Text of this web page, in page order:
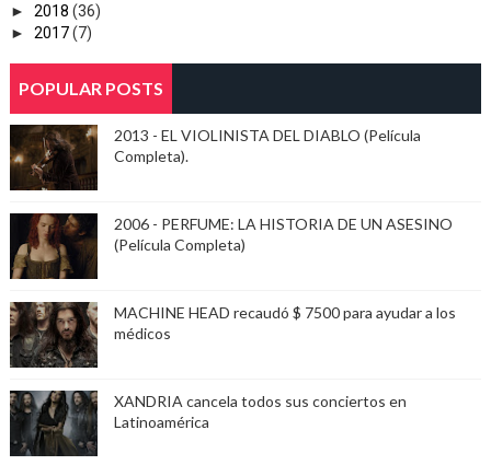
► 2018 (36)
► 2017(7)
POPULAR POSTS
2013 - EL VIOLINISTA DEL DIABLO (Película
Completa).
2006 - PERFUME: LA HISTORIA DE UN ASESINO
(Película Completa)
MACHINE HEAD recaudó $ 7500 para ayudar a los
médicos
XANDRIA cancela todos sus conciertos en
Latinoamérica